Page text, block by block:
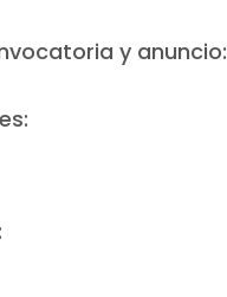
y anuncio: